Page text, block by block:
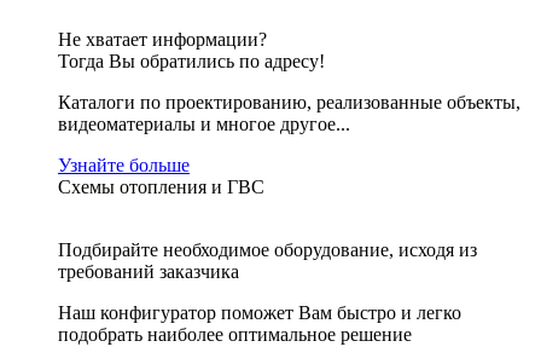
Не хватает информации?
Тогда Вы обратились по адресу!
Каталоги по проектированию, реализованные объекты,
видеоматериалы и многое другое...
Узнайте больше
Схемы отопления и ГВС
Подбирайте необходимое оборудование, исходя из
требований заказчика
Наш конфигуратор поможет Вам быстро и легко
подобрать наиболее оптимальное решение